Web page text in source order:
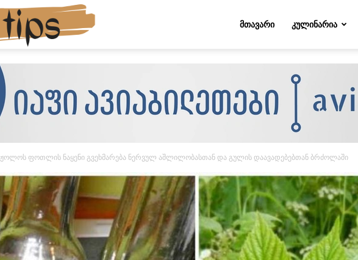
Folktips.org ᲛᲗᲐᲕᲐᲠᲘ ᲙᲣᲚᲘᲜᲐᲠᲘᲐ
ჟოლოს ფოთლის ნაყენი გვეხმარება ნერვულ აშლილობასთან და გულის დაავადებებთან ბრძოლაში